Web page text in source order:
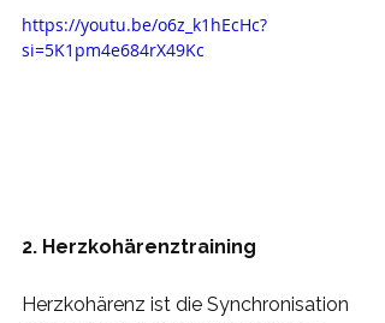
https://youtu.be/o6z_k1hEcHc?
si=5K1pm4e684rX49Kc
2. Herzkohärenztraining
Herzkohärenz ist die Synchronisation